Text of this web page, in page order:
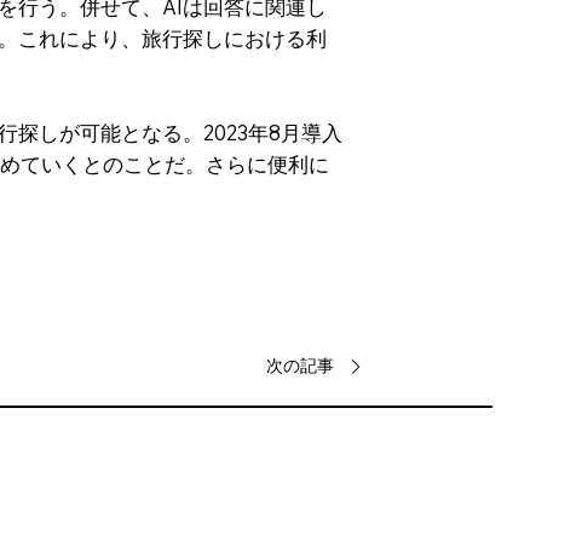
行う。併せて、AIは回答に関連し
これにより、旅行探しにおける利
探しが可能となる。2023年8月導入
ていくとのことだ。さらに便利に
次の記事